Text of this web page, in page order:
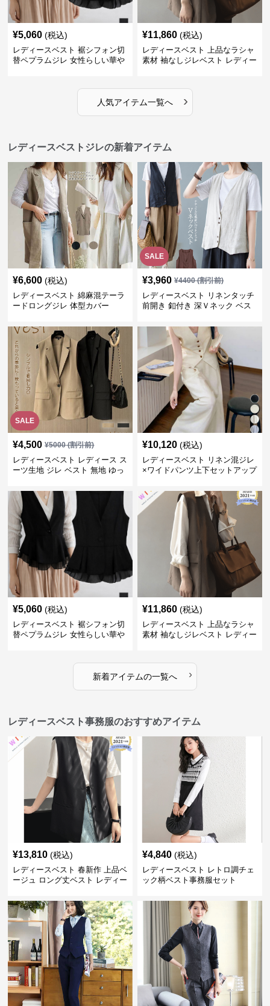
¥5,060 (税込)
レディースベスト 裾シフォン切
替ペプラムジレ 女性らしい華や
¥11,860 (税込)
レディースベスト 上品なラシャ
素材 袖なしジレベスト レディー
人気アイテム一覧へ ›
レディースベストジレの新着アイテム
¥6,600 (税込)
レディースベスト 綿麻混テーラ
ードロングジレ 体型カバー
SALE
¥3,960 ¥4400(割引前)
レディースベスト リネンタッチ
前開き 釦付き 深Ｖネック ベス
SALE
¥4,500 ¥5000(割引前)
レディースベスト レディース ス
ーツ生地 ジレ ベスト 無地 ゆっ
¥10,120 (税込)
レディースベスト リネン混ジレ
×ワイドパンツ上下セットアップ
¥5,060 (税込)
レディースベスト 裾シフォン切
替ペプラムジレ 女性らしい華や
¥11,860 (税込)
レディースベスト 上品なラシャ
素材 袖なしジレベスト レディー
新着アイテムの一覧へ ›
レディースベスト事務服のおすすめアイテム
¥13,810 (税込)
レディースベスト 春新作 上品ベ
ージュ ロング丈ベスト レディー
¥4,840 (税込)
レディースベスト レトロ調チェ
ック柄ベスト事務服セット